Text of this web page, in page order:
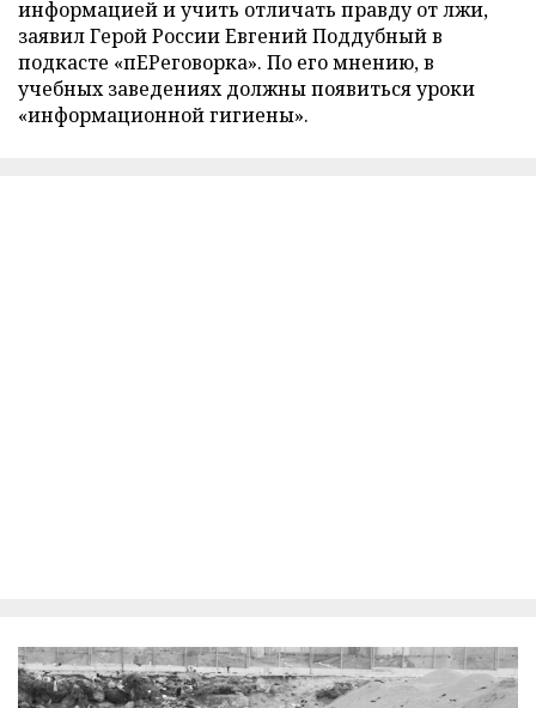
информацией и учить отличать правду от лжи,
заявил Герой России Евгений Поддубный в
подкасте «пЕРеговорка». По его мнению, в
учебных заведениях должны появиться уроки
«информационной гигиены».